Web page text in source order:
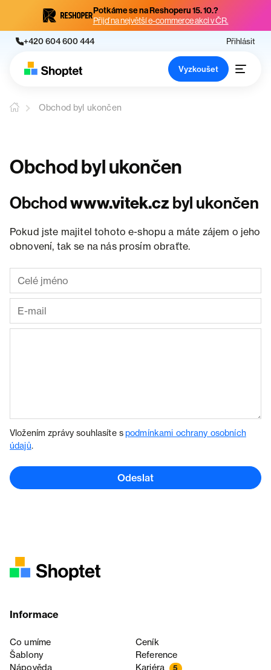
Potkáme se na Reshoperu 15. 10.?
Přijď na největší e-commerce akci v ČR.
+420 604 600 444 Přihlásit
Vyzkoušet
Obchod byl ukončen
Obchod byl ukončen
Obchodwww.vitek.cz byl ukončen
Pokud jste majitel tohoto e-shopu a máte zájem o jeho
obnovení, tak se na nás prosím obraťte.
Vložením zprávy souhlasíte spodmínkami ochrany osobních
údajů.
Odeslat
Informace
Co umíme
Ceník
Šablony
Reference
Nápověda
Kariéra 5